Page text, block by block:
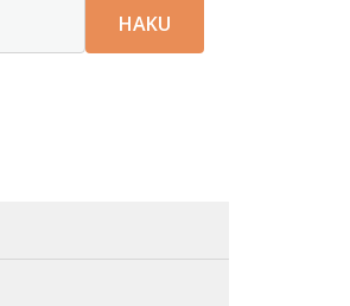
HAKU